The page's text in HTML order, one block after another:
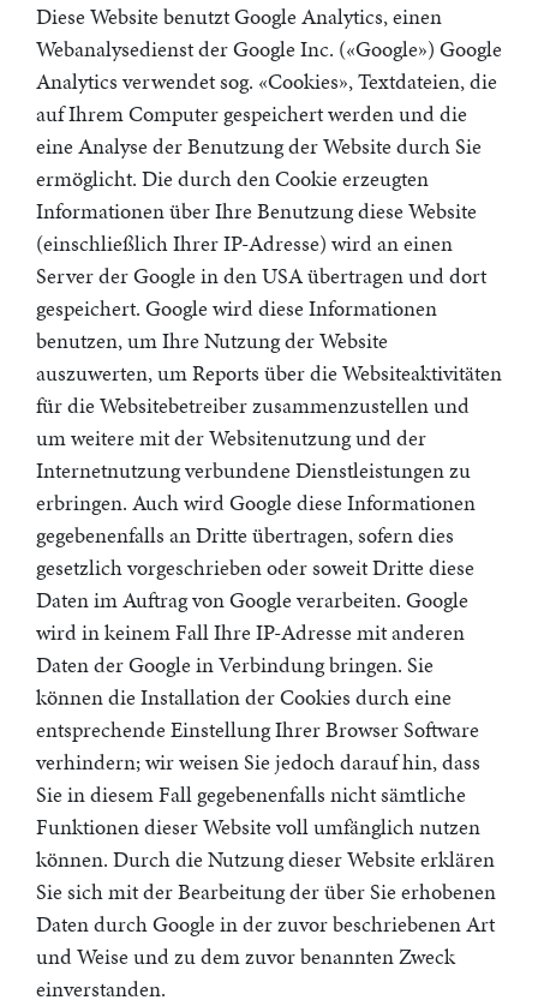
Diese Website benutzt Google Analytics, einen
Webanalysedienst der Google Inc. («Google») Google
Analytics verwendet sog. «Cookies», Textdateien, die
auf Ihrem Computer gespeichert werden und die
eine Analyse der Benutzung der Website durch Sie
ermöglicht. Die durch den Cookie erzeugten
Informationen über Ihre Benutzung diese Website
(einschließlich Ihrer IP-Adresse) wird an einen
Server der Google in den USA übertragen und dort
gespeichert. Google wird diese Informationen
benutzen, um Ihre Nutzung der Website
auszuwerten, um Reports über die Websiteaktivitäten
für die Websitebetreiber zusammenzustellen und
um weitere mit der Websitenutzung und der
Internetnutzung verbundene Dienstleistungen zu
erbringen. Auch wird Google diese Informationen
gegebenenfalls an Dritte übertragen, sofern dies
gesetzlich vorgeschrieben oder soweit Dritte diese
Daten im Auftrag von Google verarbeiten. Google
wird in keinem Fall Ihre IP-Adresse mit anderen
Daten der Google in Verbindung bringen. Sie
können die Installation der Cookies durch eine
entsprechende Einstellung Ihrer Browser Software
verhindern; wir weisen Sie jedoch darauf hin, dass
Sie in diesem Fall gegebenenfalls nicht sämtliche
Funktionen dieser Website voll umfänglich nutzen
können. Durch die Nutzung dieser Website erklären
Sie sich mit der Bearbeitung der über Sie erhobenen
Daten durch Google in der zuvor beschriebenen Art
und Weise und zu dem zuvor benannten Zweck
einverstanden.